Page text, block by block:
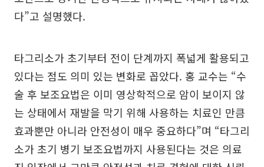
다”고 설명했다.
타그리소가 초기부터 전이 단계까지 폭넓게 활용되고
있다는 점도 의미 있는 변화로 꼽았다. 홍 교수는 “수
술 후 보조요법은 이미 영상학적으로 암이 보이지 않
는 상태에서 재발을 막기 위해 사용하는 치료인 만큼
효과뿐만 아니라 안전성이 매우 중요하다”며 “타그리
소가 초기 병기 보조요법까지 사용된다는 것은 의료